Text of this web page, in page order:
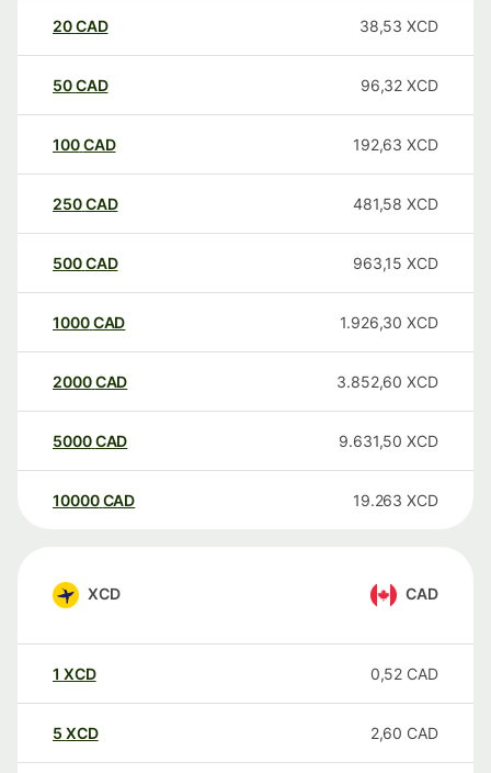
20CAD 38,53 XCD
50CAD 96,32 XCD
100CAD 192,63 XCD
250CAD 481,58 XCD
500CAD 963,15 XCD
1000CAD 1.926,30 XCD
2000CAD 3.852,60 XCD
5000CAD 9.631,50 XCD
10000 CAD 19.263 XCD
XCD CAD
1 XCD 0,52 CAD
5 XCD 2,60 CAD